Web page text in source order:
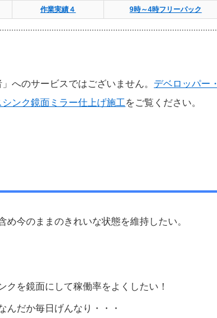
作業実績４ 9時～4時フリーパック
へのサービスではございません。 デベロッパー・
ンク鏡面ミラー仕上げ施工をご覧ください。
今のままのきれいな状態を維持したい。
を鏡面にして稼働率をよくしたい！
んだか毎日げんなり・・・